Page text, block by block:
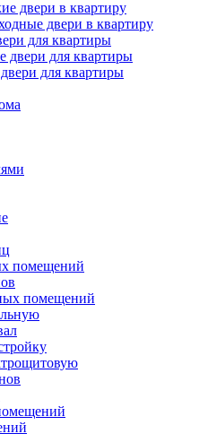
двери в квартиру
двери в квартиру
для квартиры
двери для квартиры
для квартиры
помещений
помещений